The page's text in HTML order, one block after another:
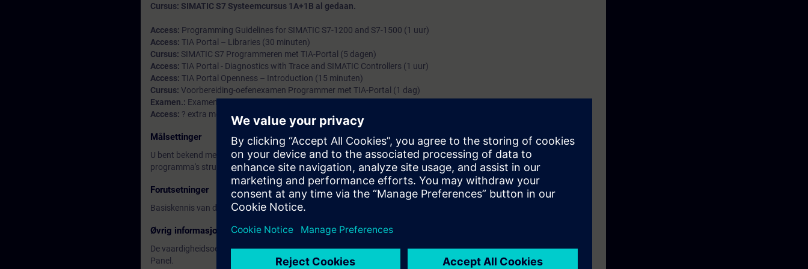
Cursus: SIMATIC S7 Systeemcursus 1A+1B al gedaan.
Access: Programming Guidelines for SIMATIC S7-1200 and S7-1500 (1 uur)
Access: TIA Portal – Libraries (30 minuten)
Cursus: SIMATIC S7 Programmeren met TIA-Portal (5 dagen)
Access: TIA Portal - Diagnostics with Trace and SIMATIC Controllers (1 uur)
Access: TIA Portal Openness – Introduction (15 minuten)
Cursus: Voorbereiding-oefenexamen Programmer met TIA-Portal (1 dag)
Examen.: Examen Siemens Certified Programmer met TIA-Portal
Access: ? extra modules (naar wens)
Målsettinger
U bent bekend met de opbouw en de programmastructuur van SIMATIC S7-systemen. Tevens kunt u meer complexe
programma's structureren, documenteren en in bedrijfstellen.
Forutsetninger
Basiskennis van de automatiseringstechniek.
Øvrig informasjon
De vaardigheidsoefeningen worden uitgevoerd met een S7-1500 systeem met een lopende band model en een Touch
Panel.